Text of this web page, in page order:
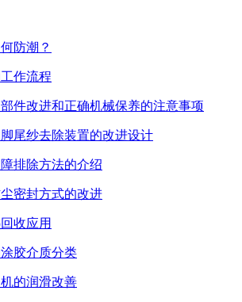
防潮？
作流程
件改进和正确机械保养的注意事项
尾纱去除装置的改进设计
排除方法的介绍
密封方式的改进
收应用
胶介质分类
的润滑改善